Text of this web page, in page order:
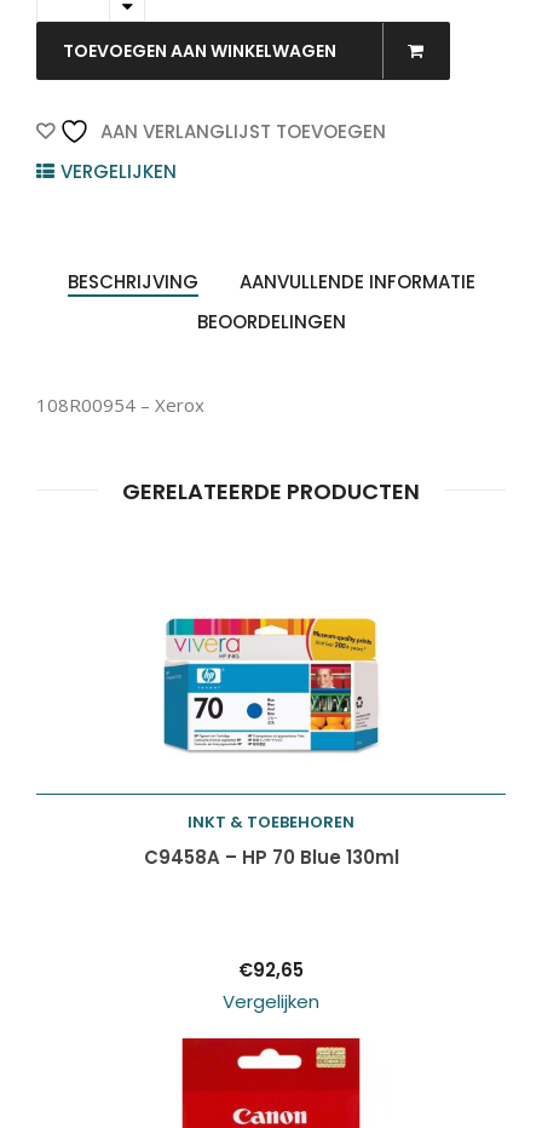
Xerox
quantity
TOEVOEGEN AAN WINKELWAGEN
AAN VERLANGLIJST TOEVOEGEN
VERGELIJKEN
BESCHRIJVING
AANVULLENDE INFORMATIE
BEOORDELINGEN
108R00954 – Xerox
GERELATEERDE PRODUCTEN
Toevoegen aan
INKT & TOEBEHOREN
C9458A – HP 70 Blue 130ml
€92,65
Vergelijken